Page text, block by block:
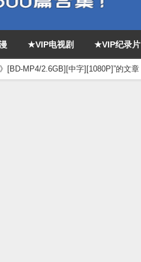
★VIP电视剧 ★VIP纪录片
[BD-MP4/2.6GB][中字][1080P]”的文章